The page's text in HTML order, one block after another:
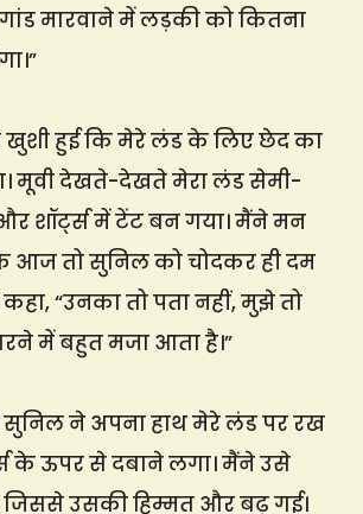
मारवाने में लड़की को कितना
हुई कि मेरे लंड के लिए छेद का
मूवी देखते-देखते मेरा लंड सेमी-
शॉर्ट्स में टेंट बन गया। मैंने मन
आज तो सुनिल को चोदकर ही दम
“उनका तो पता नहीं, मुझे तो
में बहुत मजा आता है।”
सुनिल ने अपना हाथ मेरे लंड पर रख
के ऊपर से दबाने लगा। मैंने उसे
उसकी हिम्मत और बढ़ गई।